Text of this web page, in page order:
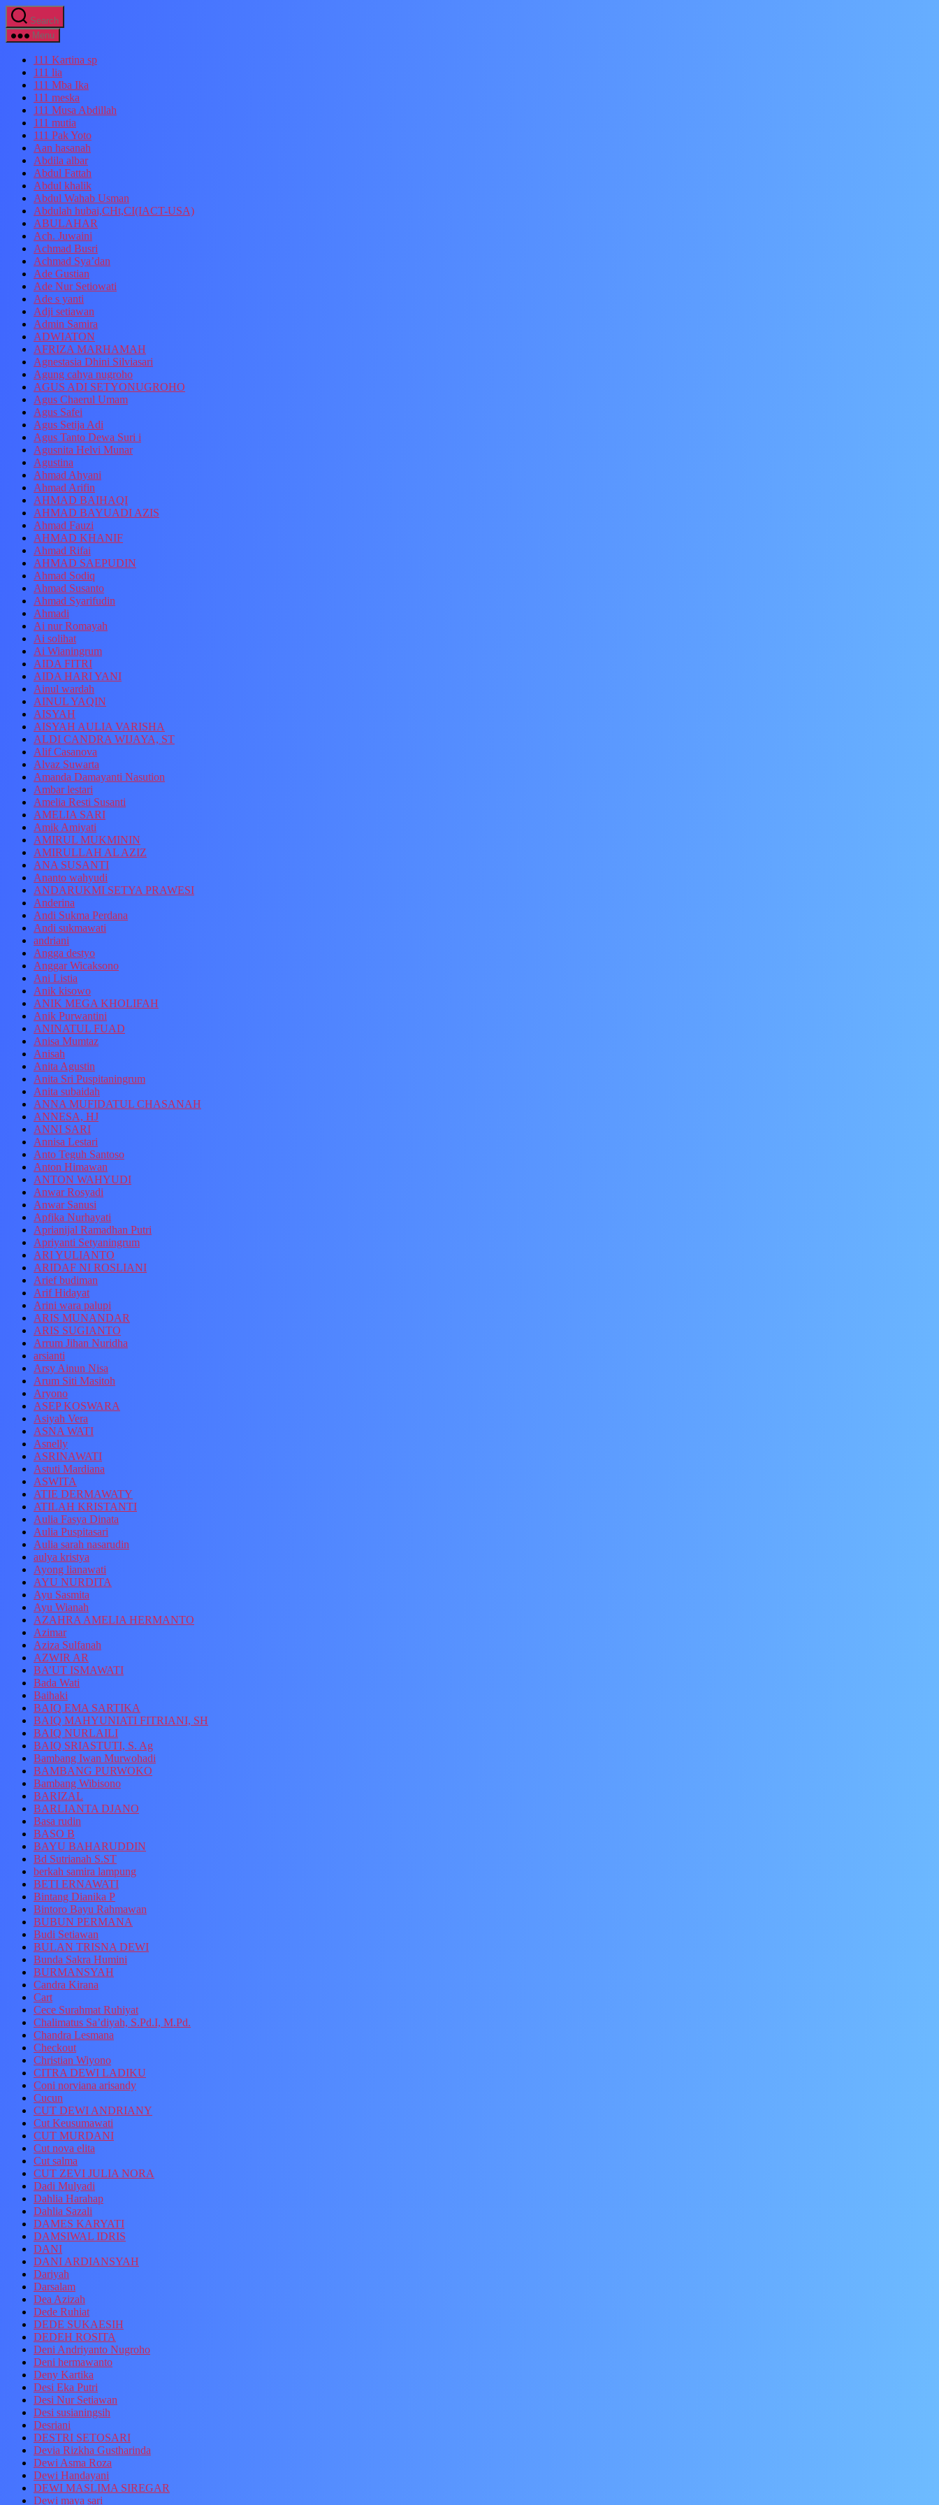
Search
Menu
111 Kartina sp
111 lia
111 Mba Ika
111 meska
111 Musa Abdillah
111 mutia
111 Pak Yoto
Aan hasanah
Abdila albar
Abdul Fattah
Abdul khalik
Abdul Wahab Usman
Abdulah hubai,CHt,CI(IACT-USA)
ABULAHAR
Ach. Juwaini
Achmad Busri
Achmad Sya’dan
Ade Gustian
Ade Nur Setiowati
Ade s yanti
Adji setiawan
Admin Samira
ADWIATON
AFRIZA MARHAMAH
Agnestasia Dhini Silviasari
Agung cahya nugroho
AGUS ADI SETYONUGROHO
Agus Chaerul Umam
Agus Safei
Agus Setija Adi
Agus Tanto Dewa Suri i
Agusnita Helvi Munar
Agustina
Ahmad Ahyani
Ahmad Arifin
AHMAD BAIHAQI
AHMAD BAYUADI AZIS
Ahmad Fauzi
AHMAD KHANIF
Ahmad Rifai
AHMAD SAEPUDIN
Ahmad Sodiq
Ahmad Susanto
Ahmad Syarifudin
Ahmadi
Ai nur Romayah
Ai solihat
Ai Wianingrum
AIDA FITRI
AIDA HARI YANI
Ainul wardah
AINUL YAQIN
AISYAH
AISYAH AULIA VARISHA
ALDI CANDRA WIJAYA, ST
Alif Casanova
Alvaz Suwarta
Amanda Damayanti Nasution
Ambar lestari
Amelia Resti Susanti
AMELIA SARI
Amik Amiyati
AMIRUL MUKMININ
AMIRULLAH AL AZIZ
ANA SUSANTI
Ananto wahyudi
ANDARUKMI SETYA PRAWESI
Anderina
Andi Sukma Perdana
Andi sukmawati
andriani
Angga destyo
Anggar Wicaksono
Ani Listia
Anik kisowo
ANIK MEGA KHOLIFAH
Anik Purwantini
ANINATUL FUAD
Anisa Mumtaz
Anisah
Anita Agustin
Anita Sri Puspitaningrum
Anita subaidah
ANNA MUFIDATUL CHASANAH
ANNESA, HJ
ANNI SARI
Annisa Lestari
Anto Teguh Santoso
Anton Himawan
ANTON WAHYUDI
Anwar Rosyadi
Anwar Sanusi
Apfika Nurhayati
Aprianijal Ramadhan Putri
Apriyanti Setyaningrum
ARI YULIANTO
ARIDAF NI ROSLIANI
Arief budiman
Arif Hidayat
Arini wara palupi
ARIS MUNANDAR
ARIS SUGIANTO
Arrum Jihan Nuridha
arsianti
Arsy Ainun Nisa
Arum Siti Masitoh
Aryono
ASEP KOSWARA
Asiyah Vera
ASNA WATI
Asnelly
ASRINAWATI
Astuti Mardiana
ASWITA
ATIE DERMAWATY
ATILAH KRISTANTI
Aulia Fasya Dinata
Aulia Puspitasari
Aulia sarah nasarudin
aulya kristya
Ayong lianawati
AYU NURDITA
Ayu Sasmita
Ayu Wianah
AZAHRA AMELIA HERMANTO
Azimar
Aziza Sulfanah
AZWIR AR
BA’UT ISMAWATI
Bada Wati
Baihaki
BAIQ EMA SARTIKA
BAIQ MAHYUNIATI FITRIANI, SH
BAIQ NURLAILI
BAIQ SRIASTUTI, S. Ag
Bambang Iwan Murwohadi
BAMBANG PURWOKO
Bambang Wibisono
BARIZAL
BARLIANTA DJANO
Basa rudin
BASO B
BAYU BAHARUDDIN
Bd Sutrianah S.ST
berkah samira lampung
BETI ERNAWATI
Bintang Dianika P
Bintoro Bayu Rahmawan
BUBUN PERMANA
Budi Setiawan
BULAN TRISNA DEWI
Bunda Sakra Humini
BURMANSYAH
Candra Kirana
Cart
Cece Surahmat Ruhiyat
Chalimatus Sa’diyah, S.Pd.I, M.Pd.
Chandra Lesmana
Checkout
Christian Wiyono
CITRA DEWI LADIKU
Coni norviana arisandy
Cucun
CUT DEWI ANDRIANY
Cut Keusumawati
CUT MURDANI
Cut nova elita
Cut salma
CUT ZEVI JULIA NORA
Dadi Mulyadi
Dahlia Harahap
Dahlia Sazali
DAMES KARYATI
DAMSIWAL IDRIS
DANI
DANI ARDIANSYAH
Dariyah
Darsalam
Dea Azizah
Dede Ruhiat
DEDE SUKAESIH
DEDEH ROSITA
Deni Andriyanto Nugroho
Deni hermawanto
Deny Kartika
Desi Eka Putri
Desi Nur Setiawan
Desi susianingsih
Desriani
DESTRI SETOSARI
Devia Rizkha Gustharinda
Dewi Asma Roza
Dewi Handayani
DEWI MASLIMA SIREGAR
Dewi maya sari